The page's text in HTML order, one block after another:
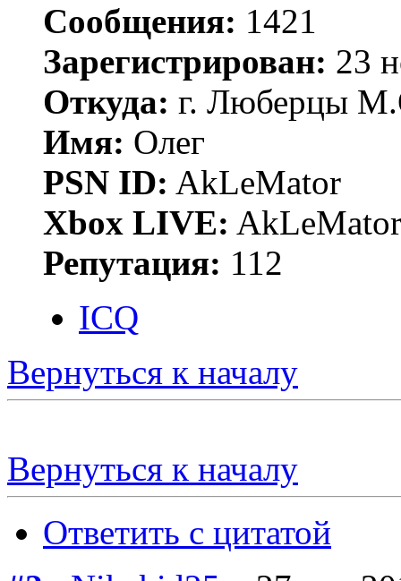
Сообщения: 1421
Зарегистрирован: 23
Откуда: г. Люберцы
Имя: Олег
PSN ID: AkLeMator
Xbox LIVE:
Репутация: 112
ICQ
Вернуться к началу
Вернуться к началу
Ответить с цитатой